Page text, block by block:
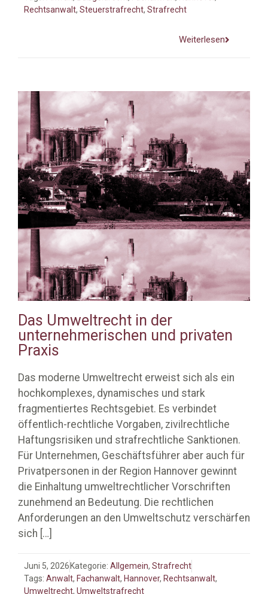
Rechtsanwalt, Steuerstrafrecht, Strafrecht
Weiterlesen
Das Umweltrecht in der
unternehmerischen und privaten
Praxis
Das moderne Umweltrecht erweist sich als ein
hochkomplexes, dynamisches und stark
fragmentiertes Rechtsgebiet. Es verbindet
öffentlich-rechtliche Vorgaben, zivilrechtliche
Haftungsrisiken und strafrechtliche Sanktionen.
Für Unternehmen, Geschäftsführer aber auch für
Privatpersonen in der Region Hannover gewinnt
die Einhaltung umweltrechtlicher Vorschriften
zunehmend an Bedeutung. Die rechtlichen
Anforderungen an den Umweltschutz verschärfen
sich […]
Juni 5, 2026 Kategorie: Allgemein, Strafrecht
Tags: Anwalt, Fachanwalt, Hannover, Rechtsanwalt,
Umweltrecht, Umweltstrafrecht